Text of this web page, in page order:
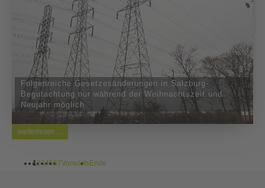
Folgenreiche Gesetzesänderungen in Salzburg-
Begutachtung nur während der Weihnachtszeit und
Neujahr möglich
weiterlesen ...
1234567VorwärtsEnde